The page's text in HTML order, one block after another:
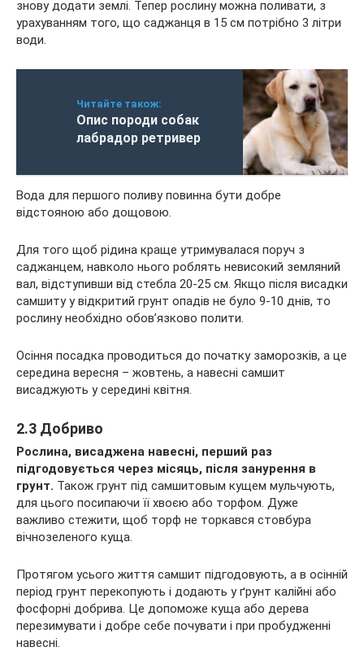
знову додати землі. Тепер рослину можна поливати, з
урахуванням того, що саджанця в 15 см потрібно 3 літри
води.
Читайте також:
Опис породи собак
лабрадор ретривер
Вода для першого поливу повинна бути добре
відстояною або дощовою.
Для того щоб рідина краще утримувалася поруч з
саджанцем, навколо нього роблять невисокий земляний
вал, відступивши від стебла 20-25 см. Якщо після висадки
самшиту у відкритий грунт опадів не було 9-10 днів, то
рослину необхідно обов’язково полити.
Осіння посадка проводиться до початку заморозків, а це
середина вересня – жовтень, а навесні самшит
висаджують у середині квітня.
2.3 Добриво
Рослина, висаджена навесні, перший раз
підгодовується через місяць, після занурення в
грунт. Також грунт під самшитовым кущем мульчують,
для цього посипаючи її хвоєю або торфом. Дуже
важливо стежити, щоб торф не торкався стовбура
вічнозеленого куща.
Протягом усього життя самшит підгодовують, а в осінній
період грунт перекопують і додають у ґрунт калійні або
фосфорні добрива. Це допоможе куща або дерева
перезимувати і добре себе почувати і при пробудженні
навесні.